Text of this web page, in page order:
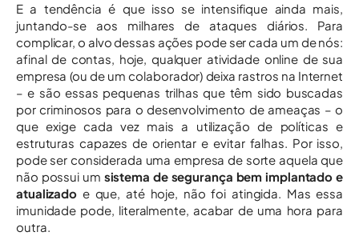
E a tendência é que isso se intensifique ainda mais,
juntando-se aos milhares de ataques diários. Para
complicar, o alvo dessas ações pode ser cada um de nós:
afinal de contas, hoje, qualquer atividade online de sua
empresa (ou de um colaborador) deixa rastros na Internet
– e são essas pequenas trilhas que têm sido buscadas
por criminosos para o desenvolvimento de ameaças – o
que exige cada vez mais a utilização de políticas e
estruturas capazes de orientar e evitar falhas. Por isso,
pode ser considerada uma empresa de sorte aquela que
não possui um sistema de segurança bem implantado e
atualizado e que, até hoje, não foi atingida. Mas essa
imunidade pode, literalmente, acabar de uma hora para
outra.